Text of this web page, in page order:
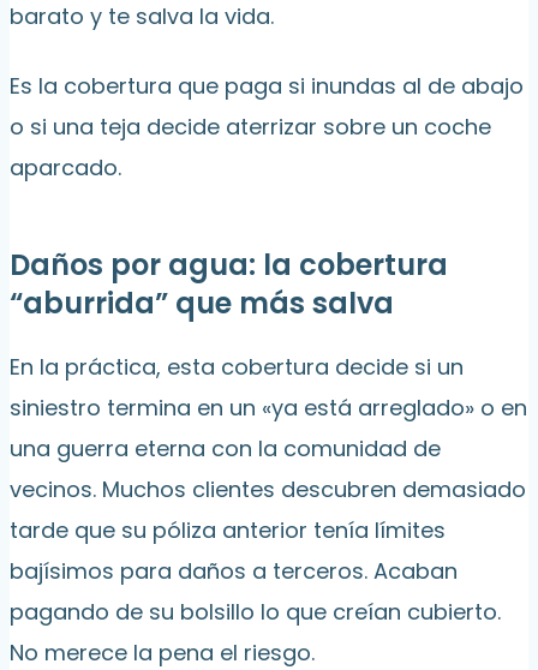
barato y te salva la vida.
Es la cobertura que paga si inundas al de abajo
o si una teja decide aterrizar sobre un coche
aparcado.
Daños por agua: la cobertura
“aburrida” que más salva
En la práctica, esta cobertura decide si un
siniestro termina en un «ya está arreglado» o en
una guerra eterna con la comunidad de
vecinos. Muchos clientes descubren demasiado
tarde que su póliza anterior tenía límites
bajísimos para daños a terceros. Acaban
pagando de su bolsillo lo que creían cubierto.
No merece la pena el riesgo.